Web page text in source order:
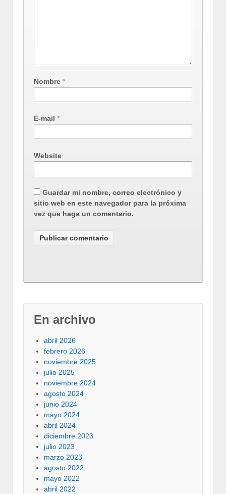
Nombre *
E-mail *
Website
Guardar mi nombre, correo electrónico y
sitio web en este navegador para la próxima
vez que haga un comentario.
En archivo
abril 2026
febrero 2026
noviembre 2025
julio 2025
noviembre 2024
agosto 2024
junio 2024
mayo 2024
abril 2024
diciembre 2023
julio 2023
marzo 2023
agosto 2022
mayo 2022
abril 2022